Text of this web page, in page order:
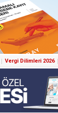
Vergi Dilimleri 2026